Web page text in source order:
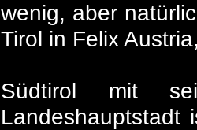
wenig, aber
Tirol in Felix
Südtirol mit
Landeshauptstadt